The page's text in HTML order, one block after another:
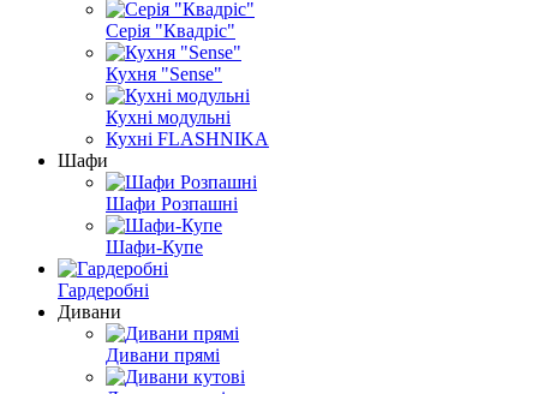
Серія "Квадріс"
Кухня "Sense"
Кухні модульні
Кухні FLASHNIKA
Шафи
Шафи Розпашні
Шафи-Купе
Гардеробні
Дивани
Дивани прямі